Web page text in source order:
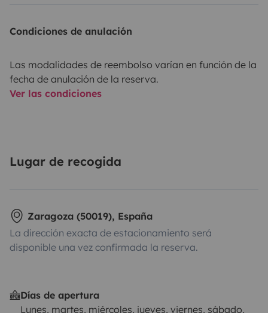
Condiciones de anulación
Las modalidades de reembolso varían en función de la
fecha de anulación de la reserva.
Ver las condiciones
Lugar de recogida
Zaragoza (50019), España
La dirección exacta de estacionamiento será
disponible una vez confirmada la reserva.
Días de apertura
Lunes, martes, miércoles, jueves, viernes, sábado,